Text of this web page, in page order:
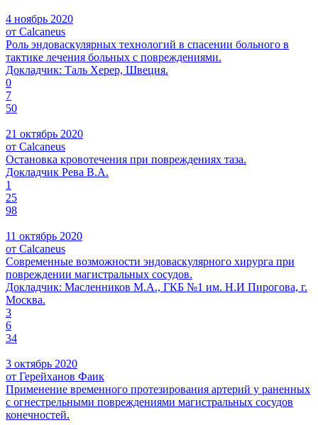
4 ноябрь 2020
от Calcaneus
Роль эндоваскулярных технологий в спасении больного в
тактике лечения больных с повреждениями.
Докладчик: Таль Херер, Швеция.
0
7
50
21 октябрь 2020
от Calcaneus
Остановка кровотечения при повреждениях таза.
Докладчик Рева В.А.
1
25
98
11 октябрь 2020
от Calcaneus
Современные возможности эндоваскулярного хирурга при
повреждении магистральных сосудов.
Докладчик: Масленников М.А., ГКБ №1 им. Н.И Пирогова, г.
Москва.
3
6
34
3 октябрь 2020
от Герейханов Фаик
Применение временного протезирования артерий у раненных
с огнестрельными повреждениями магистральных сосудов
конечностей.